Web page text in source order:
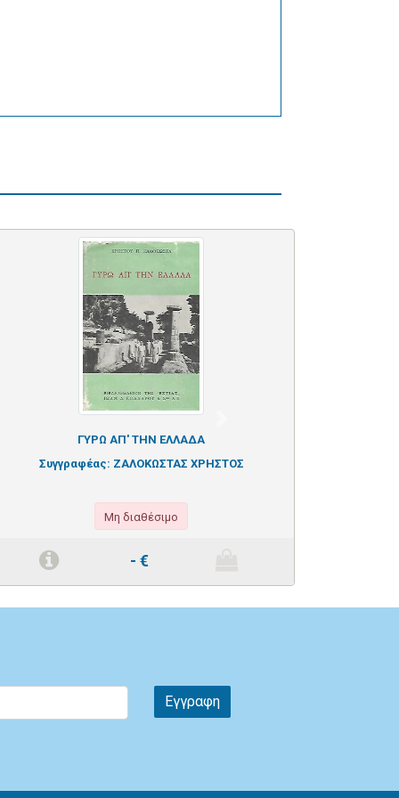
ΓΥΡΩ ΑΠ' ΤΗΝ ΕΛΛΑΔΑ
Συγγραφέας: ΖΑΛΟΚΩΣΤΑΣ ΧΡΗΣΤΟΣ
Μη διαθέσιμο
- €
Εγγραφη